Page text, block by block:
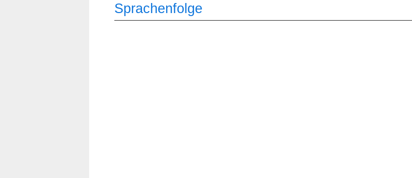
Sprachenfolge